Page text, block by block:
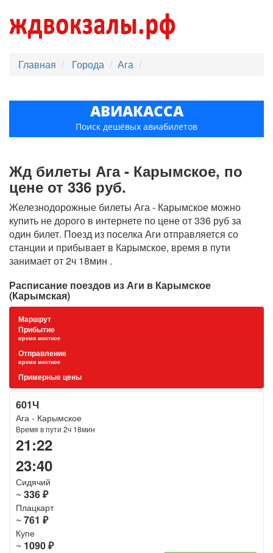
Главная Города Ага
АВИАКАССА
Поиск дешёвых авиабилетов
Жд билеты Ага - Карымское, по
цене от 336 руб.
Железнодорожные билеты Ага - Карымское можно
купить не дорого в интернете по цене от 336 руб за
один билет. Поезд из поселка Аги отправляется со
станции и прибывает в Карымское, время в пути
занимает от 2ч 18мин .
Расписание поездов из Аги в Карымское
(Карымская)
Маршрут
Прибытие
время местное
Отправление
время местное
Примерные цены
601Ч
Ага - Карымское
Время в пути 2ч 18мин
21:22
23:40
Сидячий
~ 336 ₽
Плацкарт
~ 761 ₽
Купе
~ 1090 ₽